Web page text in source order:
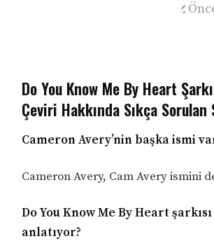
Do You Know Me By Heart
Çeviri Hakkında Sıkça Sorulan
Cameron Avery’nin başka ismi
Cameron Avery, Cam Avery ismini
Do You Know Me By Heart
anlatıyor?